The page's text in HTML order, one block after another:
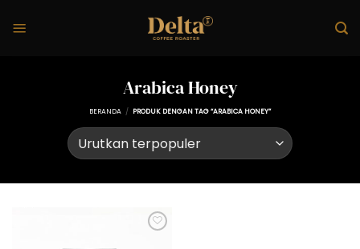
content
Arabica Honey
BERANDA / PRODUK DENGAN TAG “ARABICA HONEY”